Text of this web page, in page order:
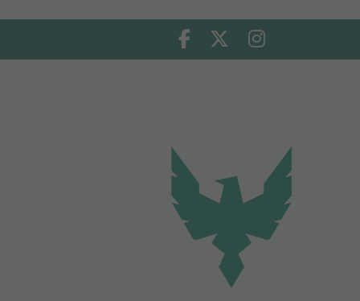
Facebook Twitter Instagram